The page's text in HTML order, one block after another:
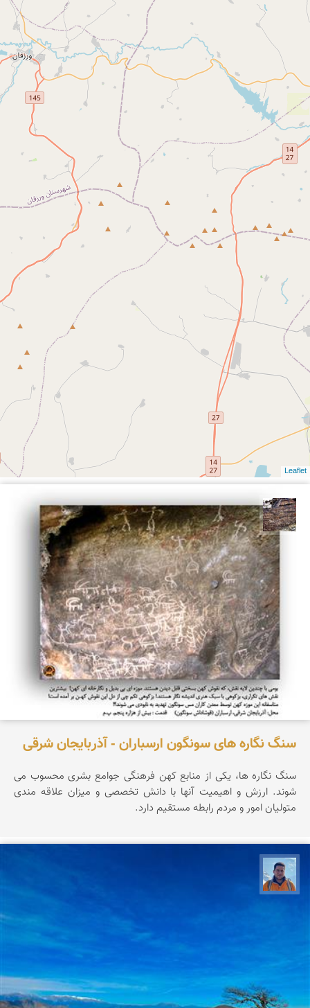
Leaflet
محمد ناصری فرد
سنگ نگاره های سونگون ارسباران - آذربایجان شرقی
سنگ نگاره ها، یکی از منابع کهن فرهنگی جوامع بشری محسوب می
شوند. ارزش و اهیمیت آنها با دانش تخصصی و میزان علاقه مندی
متولیان امور و مردم رابطه مستقیم دارد.